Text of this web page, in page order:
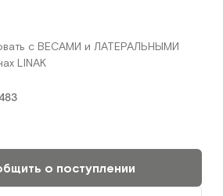
с ВЕСАМИ и ЛАТЕРАЛЬНЫМИ
LINAK
о поступлении